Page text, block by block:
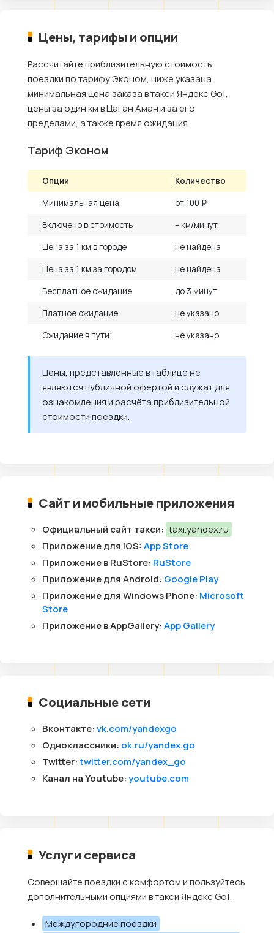
Цены, тарифы и опции
Рассчитайте приблизительную стоимость
поездки по тарифу Эконом, ниже указана
минимальная цена заказа в такси Яндекс Go!,
цены за один км в Цаган Аман и за его
пределами, а также время ожидания.
Тариф Эконом
Опции
Количество
Минимальная цена
от 100 ₽
Включено в стоимость
– км/минут
Цена за 1 км в городе
не найдена
Цена за 1 км за городом
не найдена
Бесплатное ожидание
до 3 минут
Платное ожидание
не указано
Ожидание в пути
не указано
Цены, представленные в таблице не
являются публичной офертой и служат для
ознакомления и расчёта приблизительной
стоимости поездки.
Сайт и мобильные приложения
Официальный сайт такси: taxi.yandex.ru
Приложение для iOS:App Store
Приложение в RuStore: RuStore
Приложение для Android: Google Play
Приложение для Windows Phone: Microsoft
Store
Приложение в AppGallery:App Gallery
Социальные сети
Вконтакте:vk.com/yandexgo
Одноклассники: ok.ru/yandex.go
Twitter:twitter.com/yandex_go
Канал на Youtube:youtube.com
Услуги сервиса
Совершайте поездки с комфортом и пользуйтесь
дополнительными опциями в такси Яндекс Go!.
Междугородние поездки